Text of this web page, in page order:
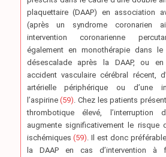
plaquettaire (DAAP) en association
(après un syndrome coronarien
intervention coronarienne
également en monothérapie dans le
désescalade après la DAAP, ou en
accident vasculaire cérébral récent,
artérielle périphérique ou d’une
l’aspirine(59) . Chez les patients
thrombotique élevé, l’interruption
augmente significativement le risque
ischémiques(59) . Il est donc
la DAAP en cas d’intervention à